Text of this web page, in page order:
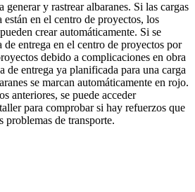
generar y rastrear albaranes. Si las cargas
en el centro de proyectos, los
crear automáticamente. Si se
entrega en el centro de proyectos por
debido a complicaciones en obra
de entrega ya planificada para una carga
se marcan automáticamente en rojo.
anteriores, se puede acceder
para comprobar si hay refuerzos que
problemas de transporte.